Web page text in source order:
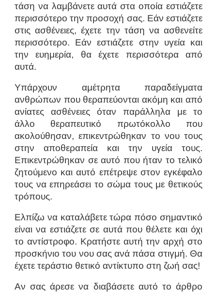
τάση να λαμβάνετε αυτά στα οποία εστιάζετε
περισσότερο την προσοχή σας. Εάν εστιάζετε
στις ασθένειες, έχετε την τάση να ασθενείτε
περισσότερο. Εάν εστιάζετε στην υγεία και
την ευημερία, θα έχετε περισσότερα από
αυτά.
Υπάρχουν αμέτρητα παραδείγματα
ανθρώπων που θεραπεύονται ακόμη και από
ανίατες ασθένειες όταν παράλληλα με το
άλλο θεραπευτικό πρωτόκολλο που
ακολούθησαν, επικεντρώθηκαν το νου τους
στην αποθεραπεία και την υγεία τους.
Επικεντρώθηκαν σε αυτό που ήταν το τελικό
ζητούμενο και αυτό επέτρεψε στον εγκέφαλο
τους να επηρεάσει το σώμα τους με θετικούς
τρόπους.
Ελπίζω να καταλάβετε τώρα πόσο σημαντικό
είναι να εστιάζετε σε αυτά που θέλετε και όχι
το αντίστροφο. Κρατήστε αυτή την αρχή στο
προσκήνιο του νου σας ανά πάσα στιγμή. Θα
έχετε τεράστιο θετικό αντίκτυπο στη ζωή σας!
Αν σας άρεσε να διαβάσετε αυτό το άρθρο